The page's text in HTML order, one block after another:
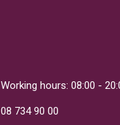
Working hours: 08:00 -
08 734 90 00